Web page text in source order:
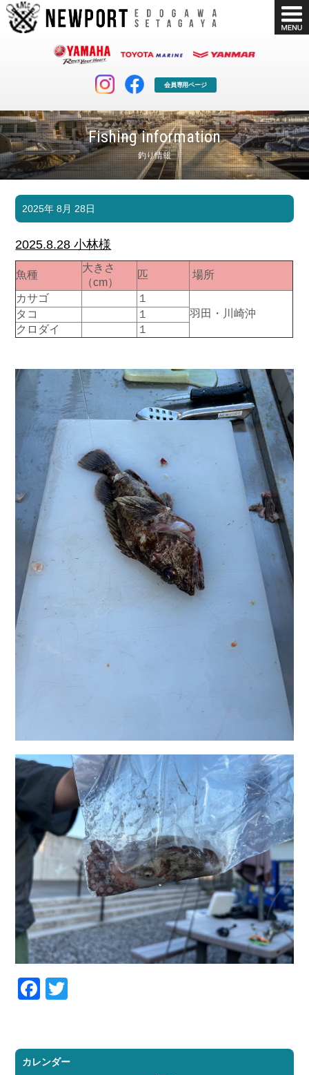
会員専用ページ
Fishing information
釣り情報
マリンクラブ
マリンライフを堪能したい！
ボート販売
ボート免許
長年の実績と信頼！
店舗情報 公式ブログ
お問い合わせ
Contact us Company
採用情報
Recruit
リンク集
Link
2025年 8月 28日
2025.8.28 小林様
魚種
大きさ
（cm）
匹
場所
カサゴ
１
羽田・川崎沖
タコ
１
クロダイ
１
Facebook
カレンダー